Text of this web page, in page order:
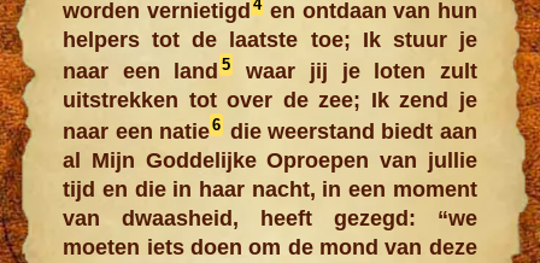
worden vernietigd 4en ontdaan van hun
helpers tot de laatste toe; Ik stuur je
naar een land 5waar jij je loten zult
uitstrekken tot over de zee; Ik zend je
naar een natie6 die weerstand biedt aan
al Mijn Goddelijke Oproepen van jullie
tijd en die in haar nacht, in een moment
van dwaasheid, heeft gezegd: “we
moeten iets doen om de mond van deze